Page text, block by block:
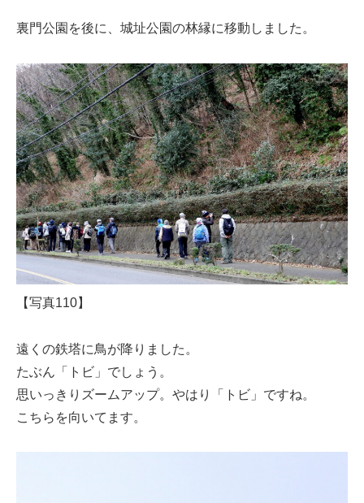
裏門公園を後に、城址公園の林縁に移動しました。
【写真110】
遠くの鉄塔に鳥が降りました。
たぶん「トビ」でしょう。
思いっきりズームアップ。やはり「トビ」ですね。
こちらを向いてます。